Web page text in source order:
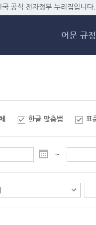
메
공식 전자정부 누리집입니다.
어문 규정
한글 맞춤법 표
~